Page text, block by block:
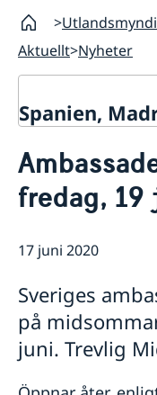
Aktuellt Nyheter
Spanien,
Om oss
Ambassadens
Dataskyddspolicy
Lediga tjänster
Så stöttar vi
Team Sweden
Så kan du få stöd
Svenska företag i
Anmäl
Nyheter
evenemang
Svenskrelaterade
fredag,
17 juni 2020
Sveriges
på
juni. Trevlig